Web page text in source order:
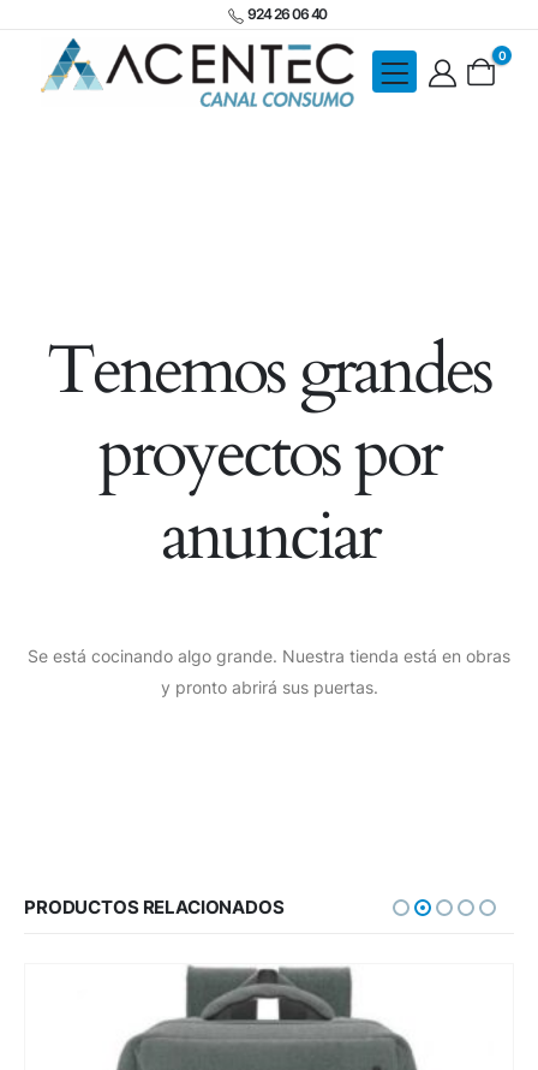
924 26 06 40
0
Tenemos grandes
proyectos por
anunciar
Se está cocinando algo grande. Nuestra tienda está en obras
y pronto abrirá sus puertas.
PRODUCTOS RELACIONADOS